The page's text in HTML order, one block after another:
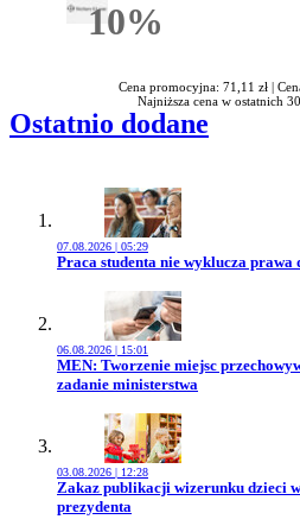
10%Rabatu
Cena promocyjna: 71,11 zł |
Najniższa cena w ostatnich
Ostatnio dodane
07.08.2026 | 05:29
Przejdź do artykułu:
Praca studenta nie wyklucza prawa
06.08.2026 | 15:01
Przejdź do artykułu:
MEN: Tworzenie miejsc
zadanie ministerstwa
03.08.2026 | 12:28
Przejdź do artykułu:
Zakaz publikacji wizerunku dzieci
prezydenta